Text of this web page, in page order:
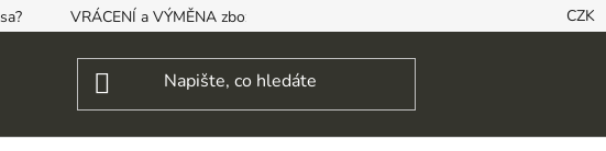
VRÁCENÍ a VÝMĚNA zboží, ODSTOUPENÍ OD SMLOUVY CZK